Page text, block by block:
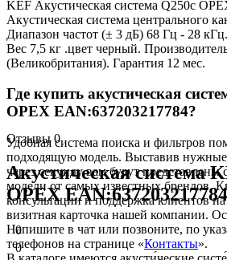
KEF Акустическая система Q250c
Акустическая система центрального
Диапазон частот (± 3 дБ) 68 Гц - 28
Вес 7,5 кг .цвет черный.
(Великобритания). Гарантия 12 мес.
Где купить акустическая
ОРЕХ EAN:637203217784?
Удобная система поиска и фильтров
подходящую модель. Выставив нужные
через секунду вам будут представлены
модели от самых известных брендов.
консультации и поддержка клиентов
визитная карточка нашей компании.
Напишите в чат или позвоните, по
телефонов на странице «Контакты».
Отзывы0
Акустическая система
ОРЕХ
0
0